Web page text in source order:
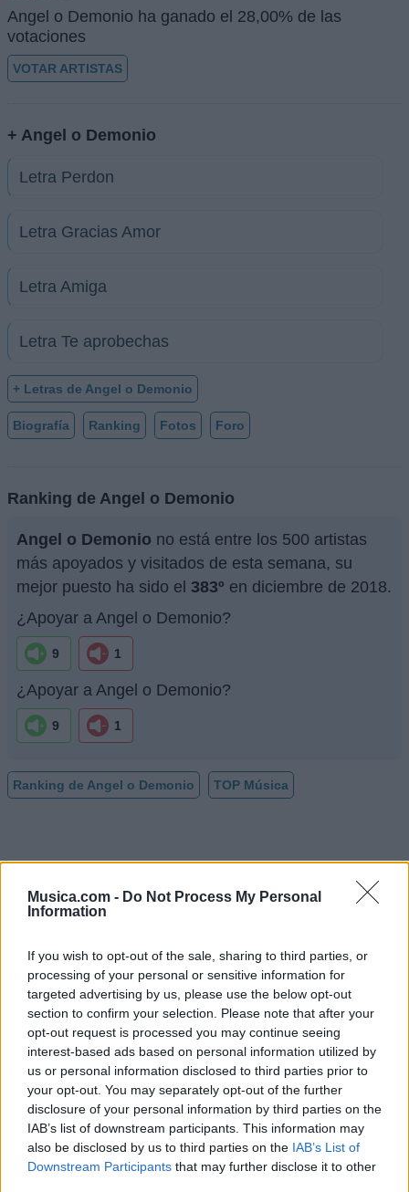
Musica.com - Do Not Process My Personal
Information
If you wish to opt-out of the sale, sharing to third parties, or
processing of your personal or sensitive information for
targeted advertising by us, please use the below opt-out
section to confirm your selection. Please note that after your
opt-out request is processed you may continue seeing
interest-based ads based on personal information utilized by
us or personal information disclosed to third parties prior to
your opt-out. You may separately opt-out of the further
disclosure of your personal information by third parties on the
IAB’s list of downstream participants. This information may
also be disclosed by us to third parties on the IAB’s List of
Downstream Participants that may further disclose it to other
Angel o Demonio ha ganado el 28,00% de las
votaciones
VOTAR ARTISTAS
+ Angel o Demonio
Letra Perdon
Letra Gracias Amor
Letra Amiga
Letra Te aprobechas
+ Letras de Angel o Demonio
Biografía Ranking Fotos Foro
Ranking de Angel o Demonio
Angel o Demonio no está entre los 500 artistas
más apoyados y visitados de esta semana, su
mejor puesto ha sido el 383º en diciembre de 2018.
¿Apoyar a Angel o Demonio?
9 1
¿Apoyar a Angel o Demonio?
9 1
Ranking de Angel o Demonio TOP Música
Ver perfil
@musicapuntocom Ver perfil